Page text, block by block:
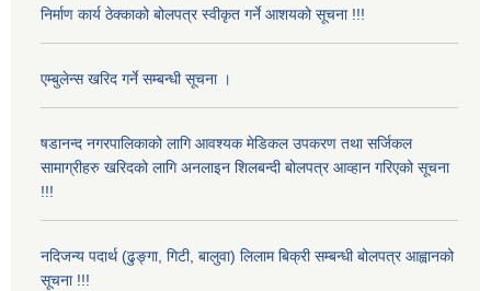
निर्माण कार्य ठेक्काको बोलपत्र स्वीकृत गर्ने आशयको सूचना !!!
एम्बुलेन्स खरिद गर्ने सम्बन्धी सूचना ।
षडानन्द नगरपालिकाको लागि आवश्यक मेडिकल उपकरण तथा सर्जिकल
सामाग्रीहरु खरिदको लागि अनलाइन शिलबन्दी बोलपत्र आव्हान गरिएको सूचना
!!!
नदिजन्य पदार्थ (ढुङ्गा, गिटी, बालुवा) लिलाम बिक्री सम्बन्धी बोलपत्र आह्वानको
सूचना !!!